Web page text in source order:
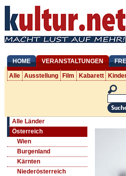
HOME VERANSTALTUNGEN
Alle Ausstellung Film Kabarett
Alle Länder
Österreich
Wien
Burgenland
Kärnten
Niederösterreich